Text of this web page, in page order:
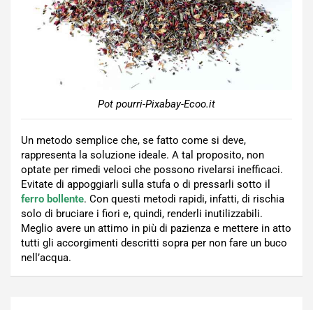
Pot pourri-Pixabay-Ecoo.it
Un metodo semplice che, se fatto come si deve,
rappresenta la soluzione ideale. A tal proposito, non
optate per rimedi veloci che possono rivelarsi inefficaci.
Evitate di appoggiarli sulla stufa o di pressarli sotto il
ferro bollente. Con questi metodi rapidi, infatti, di rischia
solo di bruciare i fiori e, quindi, renderli inutilizzabili.
Meglio avere un attimo in più di pazienza e mettere in atto
tutti gli accorgimenti descritti sopra per non fare un buco
nell’acqua.